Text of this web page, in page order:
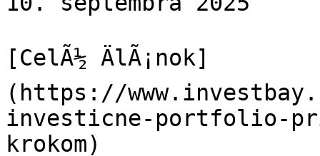
[CelÃ½ ÄlÃ¡nok]
(https://
investicne-portfolio-
krokom)